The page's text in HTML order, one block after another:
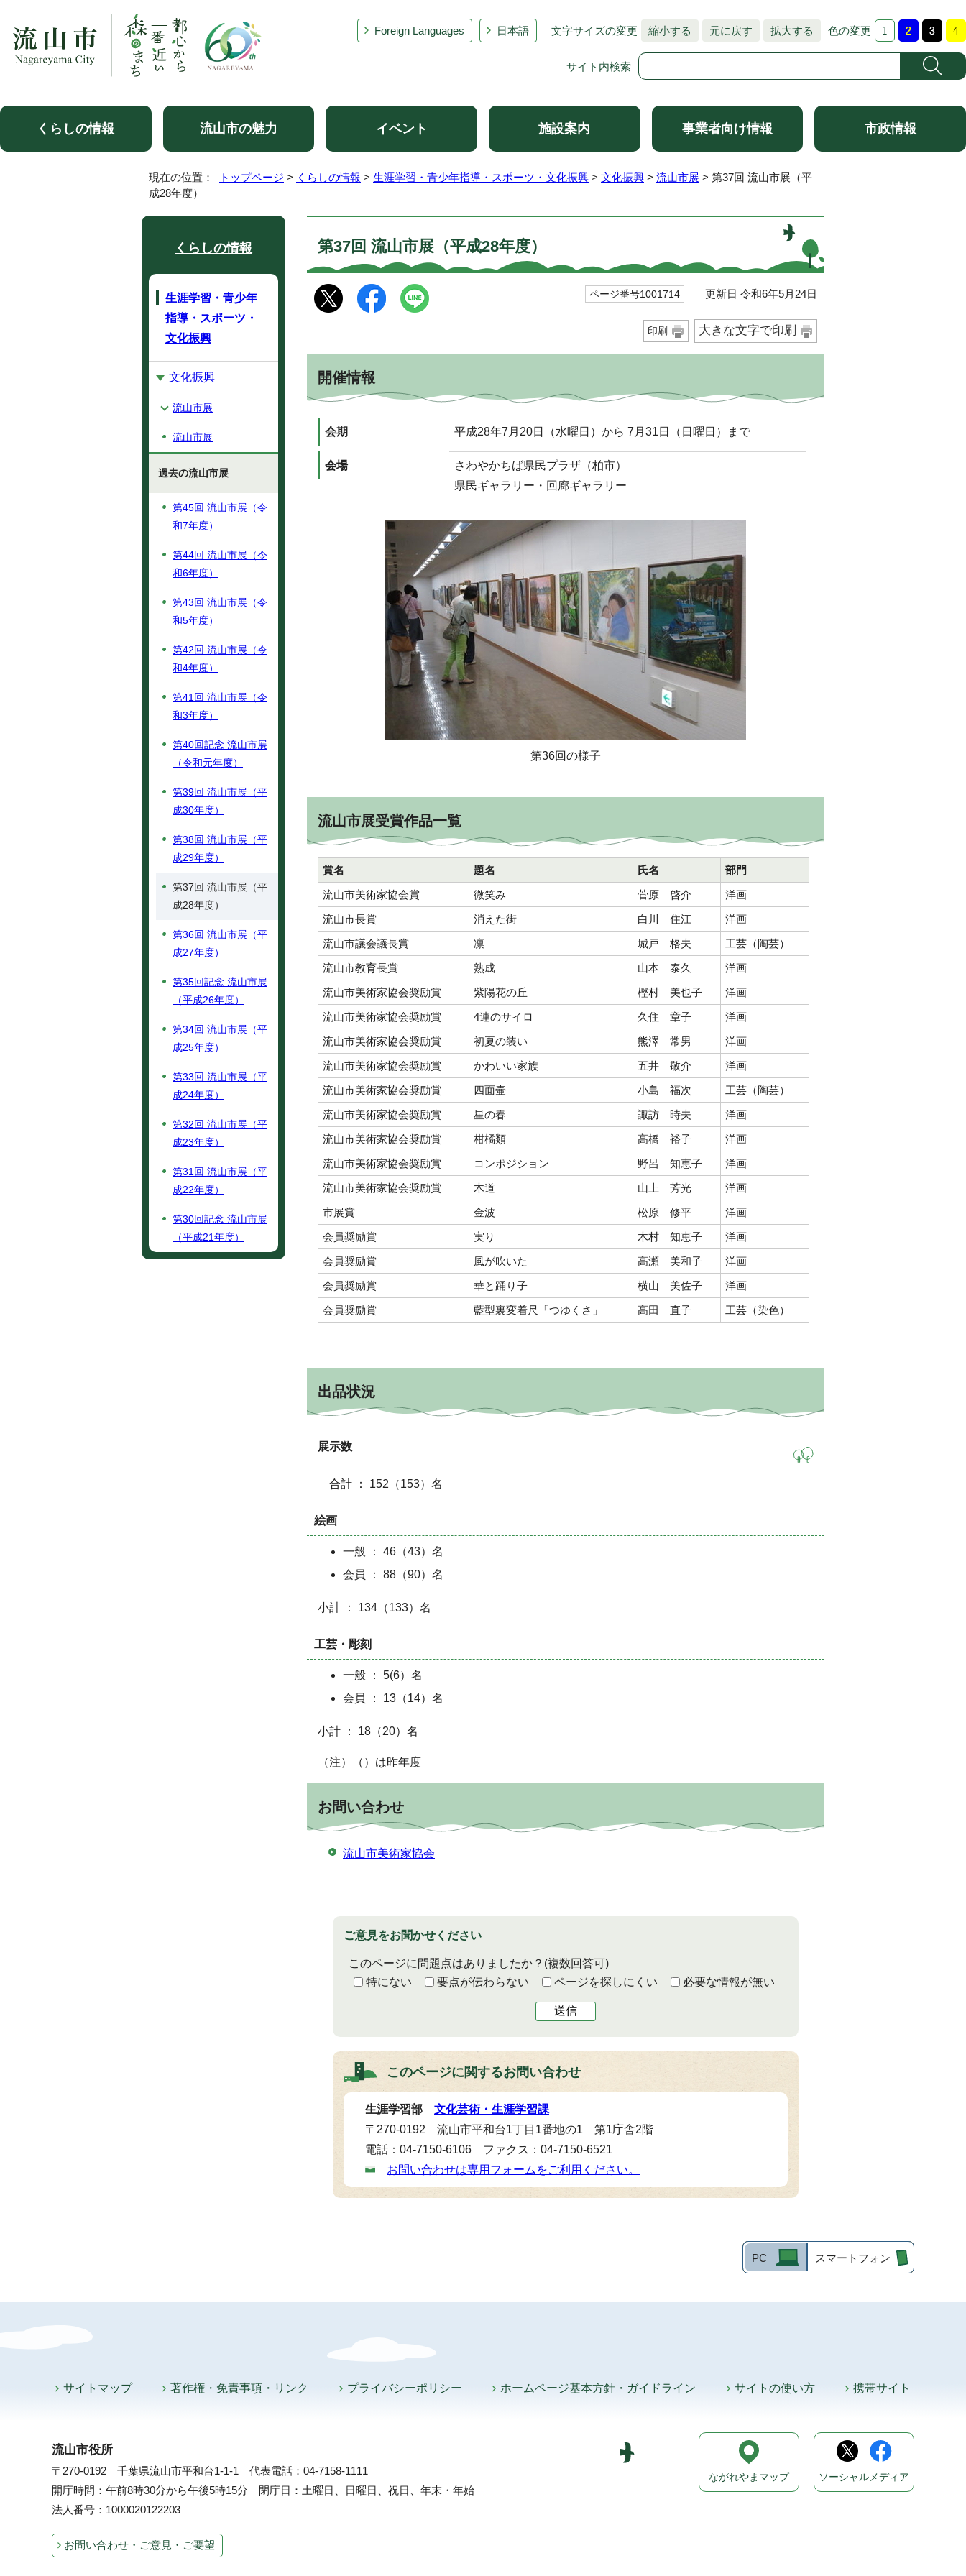
Foreign Languages 日本語 文字サイズの変更 縮小する 元に戻す 拡大する 色の変更
サイト内検索
くらしの情報 流山市の魅力 イベント 施設案内 事業者向け情報 市政情報
現在の位置： トップページ > くらしの情報 > 生涯学習・青少年指導・スポーツ・文化振興 > 文化振興 > 流山市展 > 第37回 流山市展（平
成28年度）
第37回 流山市展（平成28年度）
ページ番号1001714 更新日 令和6年5月24日
印刷 大きな文字で印刷
開催情報
会期 平成28年7月20日（水曜日）から 7月31日（日曜日）まで
会場
さわやかちば県民プラザ（柏市）
県民ギャラリー・回廊ギャラリー
第36回の様子
流山市展受賞作品一覧
賞名 題名 氏名
部門
流山市美術家協会賞
微笑み 菅原 啓介
洋画
流山市長賞
消えた街 白川 住江
洋画
流山市議会議長賞
凛 城戸 格夫
工芸（陶芸）
流山市教育長賞
熟成 山本 泰久
洋画
流山市美術家協会奨励賞
紫陽花の丘 樫村 美也子
洋画
流山市美術家協会奨励賞
4連のサイロ 久住 章子
洋画
流山市美術家協会奨励賞
初夏の装い 熊澤 常男
洋画
流山市美術家協会奨励賞
かわいい家族 五井 敬介
洋画
流山市美術家協会奨励賞
四面壷 小島 福次
工芸（陶芸）
流山市美術家協会奨励賞
星の春 諏訪 時夫
洋画
流山市美術家協会奨励賞
柑橘類 高橋 裕子
洋画
流山市美術家協会奨励賞
コンポジション 野呂 知恵子
洋画
流山市美術家協会奨励賞
木道 山上 芳光
洋画
市展賞
金波 松原 修平
洋画
会員奨励賞
実り 木村 知恵子
洋画
会員奨励賞
風が吹いた 高瀬 美和子
洋画
会員奨励賞
華と踊り子 横山 美佐子
洋画
会員奨励賞
藍型裏変着尺「つゆくさ」 高田 直子 工芸（染色）
出品状況
展示数
合計 ： 152（153）名
絵画
一般 ： 46（43）名
会員 ： 88（90）名
小計 ： 134（133）名
工芸・彫刻
一般 ： 5(6）名
会員 ： 13（14）名
小計 ： 18（20）名
（注）（）は昨年度
お問い合わせ
流山市美術家協会
ご意見をお聞かせください
このページに問題点はありましたか？ (複数回答可)
特にない
要点が伝わらない ページを探しにくい 必要な情報が無い
送信
このページに関するお問い合わせ
生涯学習部 文化芸術・生涯学習課
〒270-0192 流山市平和台1丁目1番地の1 第1庁舎2階
電話：04-7150-6106 ファクス：04-7150-6521
お問い合わせは専用フォームをご利用ください。
くらしの情報
生涯学習・青少年
指導・スポーツ・
文化振興
文化振興
流山市展
流山市展
過去の流山市展
第45回 流山市展（令
和7年度）
第44回 流山市展（令
和6年度）
第43回 流山市展（令
和5年度）
第42回 流山市展（令
和4年度）
第41回 流山市展（令
和3年度）
第40回記念 流山市展
（令和元年度）
第39回 流山市展（平
成30年度）
第38回 流山市展（平
成29年度）
第37回 流山市展（平
成28年度）
第36回 流山市展（平
成27年度）
第35回記念 流山市展
（平成26年度）
第34回 流山市展（平
成25年度）
第33回 流山市展（平
成24年度）
第32回 流山市展（平
成23年度）
第31回 流山市展（平
成22年度）
第30回記念 流山市展
（平成21年度）
PC スマートフォン
サイトマップ 著作権・免責事項・リンク プライバシーポリシー ホームページ基本方針・ガイドライン サイトの使い方 携帯サイト
流山市役所
〒270-0192 千葉県流山市平和台1-1-1 代表電話：04-7158-1111
開庁時間：午前8時30分から午後5時15分 閉庁日：土曜日、日曜日、祝日、年末・年始
法人番号：1000020122203
お問い合わせ・ご意見・ご要望
ながれやまマップ ソーシャルメディア